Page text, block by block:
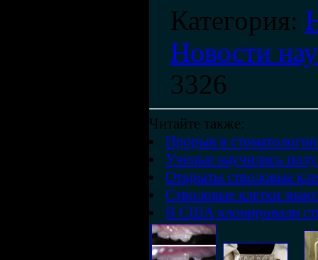
Категория:
Новости
3326
Читайте также:
Прорыв в
Ученые научились
Открыты стволовые
Стволовые клетки
В США клонировали